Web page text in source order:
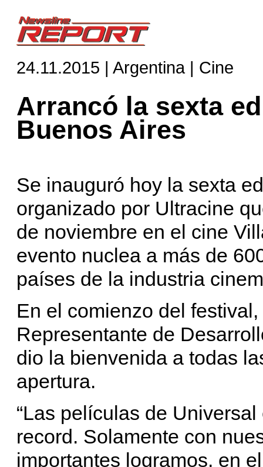
24.11.2015 | Argentina | Cine
Arrancó la sexta
Buenos Aires
Se inauguró hoy la sexta
organizado por Ultracine
de noviembre en el cine
evento nuclea a más de
países de la industria
En el comienzo del
Representante de
dio la bienvenida a todas
apertura.
“Las películas de
record. Solamente con
importantes logramos, en